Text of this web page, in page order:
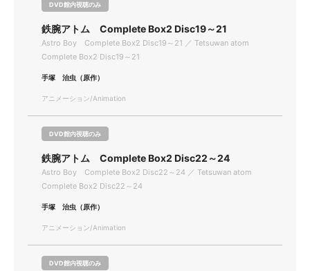
DVD館内視聴のみ
鉄腕アトム Complete Box2 Disc19～21
Astro Boy Complete Box2 Disc19～21 ／ Tetsuwan atom
Complete Box2 Disc19～21
手塚 治虫（原作）
アニメーション/Animation
DVD館内視聴のみ
鉄腕アトム Complete Box2 Disc22～24
Astro Boy Complete Box2 Disc22～24 ／ Tetsuwan atom
Complete Box2 Disc22～24
手塚 治虫（原作）
アニメーション/Animation
DVD館内視聴のみ